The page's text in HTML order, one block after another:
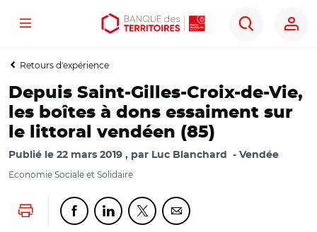
Aller
contenu
Aller
menu
Ouvrir
outils
Menu
Rechercher
Retours d'expérience
Depuis Saint-Gilles-Croix-de-Vie,
les boîtes à dons essaiment sur
le littoral vendéen (85)
Publié le 22 mars 2019 par Luc Blanchard Vendée
Economie Sociale et Solidaire
Lancer l'impressionPartager cette page sur Facebook
Partager cette page sur Linkedin
Partager cette page sur Twitter
Partager cette page sur